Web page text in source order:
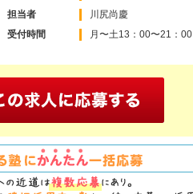
担当者 川尻尚慶
受付時間 月〜土13：00〜21：00